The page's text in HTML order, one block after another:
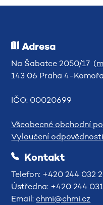
Adresa
Na Šabatce 2050/17 (
143 06 Praha 4-
IČO: 00020699
Všeobecné obchodní
Vyloučení
Kontakt
Telefon: +420 244 032
Ústředna: +420 244
Email: chmi@chmi.cz